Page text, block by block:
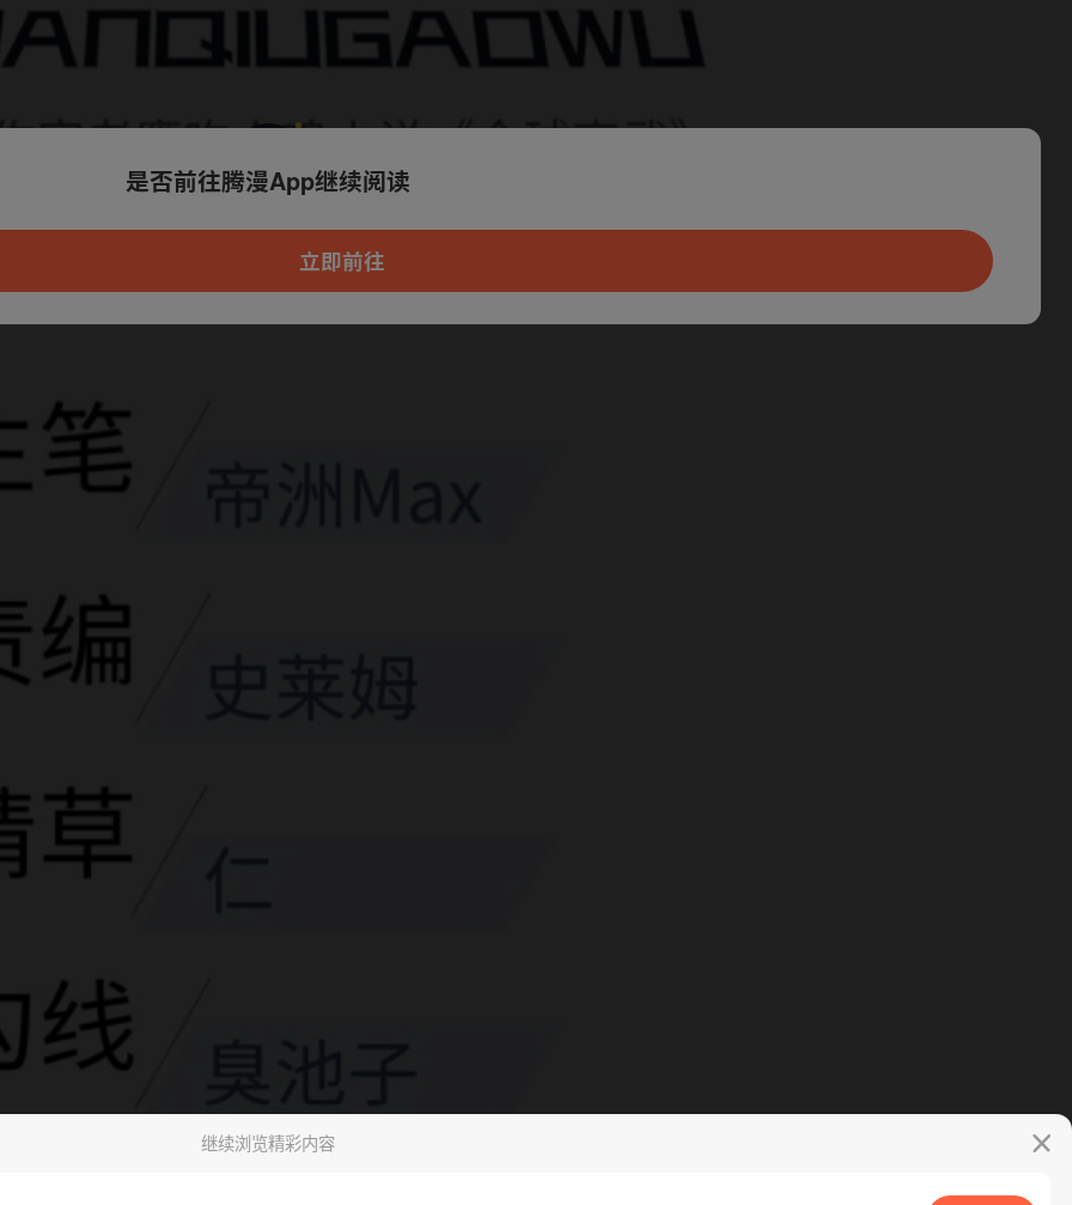
继续浏览精彩内容
本章节仅支持App阅读，可打开App新用
户7天免费看
是否前往腾漫App继续阅读
立即前往